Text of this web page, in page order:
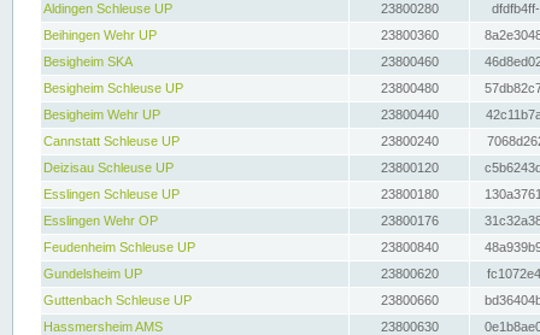
Aldingen Schleuse UP
23800280
Beihingen Wehr UP
23800360
Besigheim SKA
23800460
Besigheim Schleuse UP
23800480
Besigheim Wehr UP
23800440
Cannstatt Schleuse UP
23800240
Deizisau Schleuse UP
23800120
Esslingen Schleuse UP
23800180
Esslingen Wehr OP
23800176
Feudenheim Schleuse UP
23800840
Gundelsheim UP
23800620
Guttenbach Schleuse UP
23800660
Hassmersheim AMS
23800630